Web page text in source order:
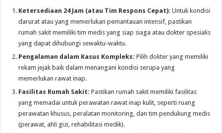
Ketersediaan 24 Jam (atau Tim Respons Cepat): Untuk kondisi
darurat atau yang memerlukan pemantauan intensif, pastikan
rumah sakit memiliki tim medis yang siap siaga atau dokter spesialis
yang dapat dihubungi sewaktu-waktu.
Pengalaman dalam Kasus Kompleks: Pilih dokter yang memiliki
rekam jejak baik dalam menangani kondisi serupa yang
memerlukan rawat inap.
Fasilitas Rumah Sakit: Pastikan rumah sakit memiliki fasilitas
yang memadai untuk perawatan rawat inap kulit, seperti ruang
perawatan khusus, peralatan monitoring, dan tim pendukung medis
(perawat, ahli gizi, rehabilitasi medik).